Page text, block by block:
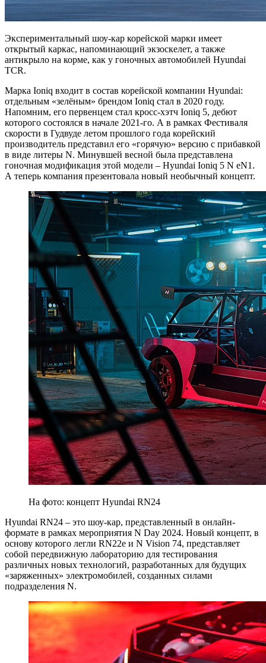
Экспериментальный шоу-кар корейской марки имеет
открытый каркас, напоминающий экзоскелет, а также
антикрыло на корме, как у гоночных автомобилей Hyundai
TCR.
Марка Ioniq входит в состав корейской компании Hyundai:
отдельным «зелёным» брендом Ioniq стал в 2020 году.
Напомним, его первенцем стал кросс-хэтч Ioniq 5, дебют
которого состоялся в начале 2021-го. А в рамках Фестиваля
скорости в Гудвуде летом прошлого года корейский
производитель представил его «горячую» версию с прибавкой
в виде литеры N. Минувшей весной была представлена
гоночная модификация этой модели – Hyundai Ioniq 5 N eN1.
А теперь компания презентовала новый необычный концепт.
На фото: концепт Hyundai RN24
Hyundai RN24 – это шоу-кар, представленный в онлайн-
формате в рамках мероприятия N Day 2024. Новый концепт, в
основу которого легли RN22e и N Vision 74, представляет
собой передвижную лабораторию для тестирования
различных новых технологий, разработанных для будущих
«заряженных» электромобилей, созданных силами
подразделения N.